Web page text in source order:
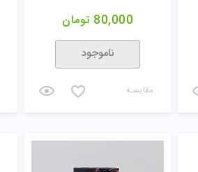
80,000 تومان
ناموجود
مقایسـه